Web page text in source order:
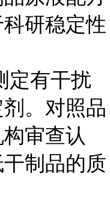
研稳定性
定有干扰
。对照品
审查认
制品的质